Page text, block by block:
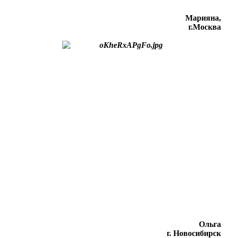
Марияна,
г.Москва
Ольга
г. Новосибирск